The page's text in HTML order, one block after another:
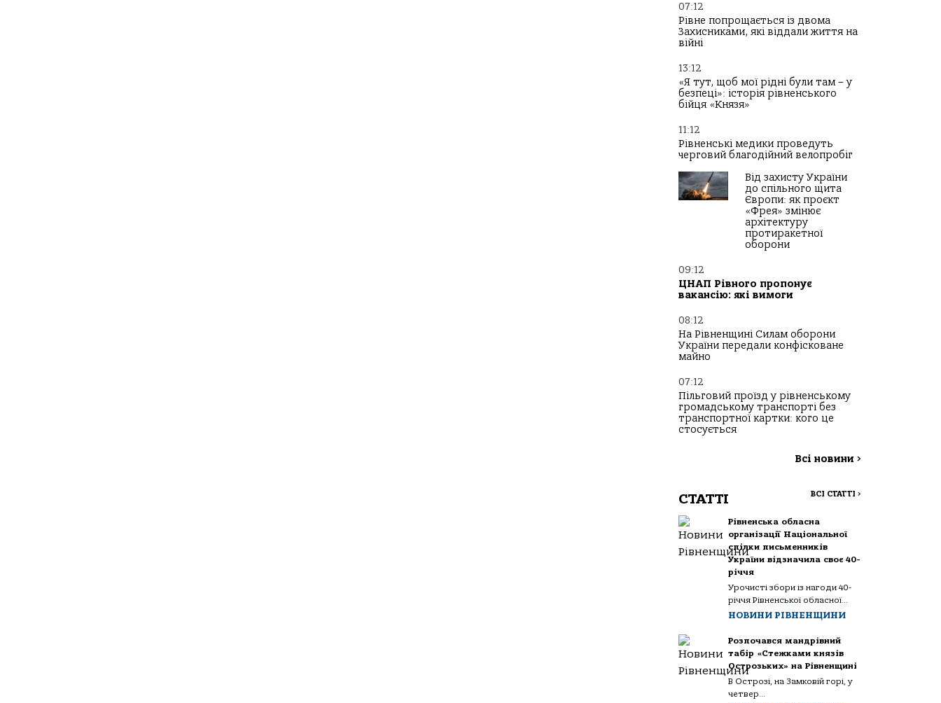
07:12
Рівне попрощається із двома
Захисниками, які віддали життя на
війні
13:12
«Я тут, щоб мої рідні були там – у
безпеці»: історія рівненського
бійця «Князя»
11:12
Рівненські медики проведуть
черговий благодійний велопробіг
Від захисту України
до спільного щита
Європи: як проєкт
«Фрея» змінює
архітектуру
протиракетної
оборони
09:12
ЦНАП Рівного пропонує
вакансію: які вимоги
08:12
На Рівненщині Силам оборони
України передали конфісковане
майно
07:12
Пільговий проїзд у рівненському
громадському транспорті без
транспортної картки: кого це
стосується
Всі новини >
СТАТТІ ВСІ СТАТТІ >
Рівненська обласна
організації Національної
спілки письменників
України відзначила своє 40-
річчя
Урочисті збори із нагоди 40-
річчя Рівненської обласної...
НОВИНИ РІВНЕНЩИНИ
Розпочався мандрівний
табір «Стежками князів
Острозьких» на Рівненщині
В Острозі, на Замковій горі, у
четвер...